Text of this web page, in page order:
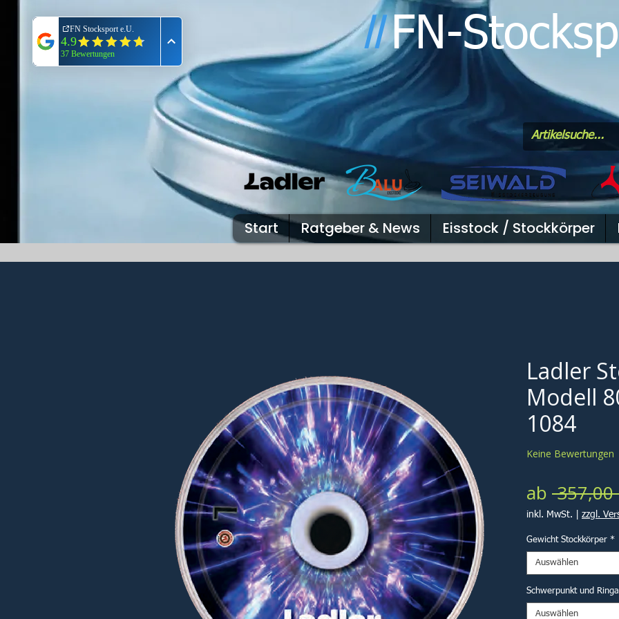
llFN-
Start Ratgeber & News Eisstock / Stockkörper
Ladler
Modell
1084
Keine Bewertungen
ab 357,00
inkl. MwSt. zzgl.
Gewicht Stockkörper *
Auswählen
Schwerpunkt und
Auswählen